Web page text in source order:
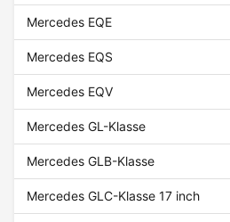
Mercedes EQE
Mercedes EQS
Mercedes EQV
Mercedes GL-Klasse
Mercedes GLB-Klasse
Mercedes GLC-Klasse 17 inch